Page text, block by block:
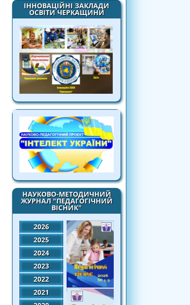
ІННОВАЦІЙНІ ЗАКЛАДИ
ОСВІТИ ЧЕРКАЩИНИ
НАУКОВО-МЕТОДИЧНИЙ
ЖУРНАЛ "ПЕДАГОГІЧНИЙ
ВІСНИК"
2026
2025
2024
2023
2022
2021